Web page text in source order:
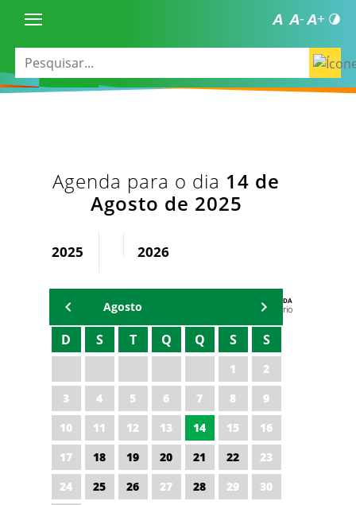
Agenda para o dia 14 de
Agosto de 2025
2025 2026
AGENDA
Secretário
Agosto
D S T Q Q S S
1
2
3
4 5 6 7 8
9
10
11 12 13 14 15
16
17
18 19 20 21 22
23
24
25 26 27 28 29
30